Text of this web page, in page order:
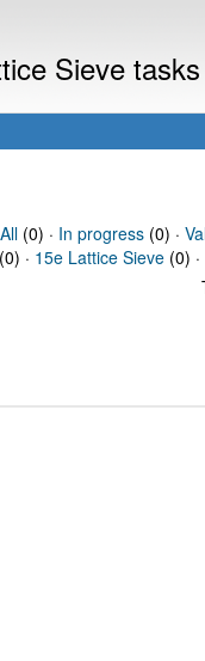
Sieve
All(0) · In progress(0) ·
· 15e Lattice Sieve (0) ·